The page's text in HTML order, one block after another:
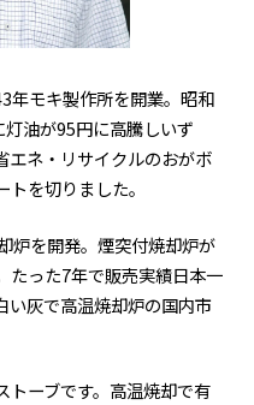
年モキ製作所を開業。昭和
油が95円に高騰しいず
ネ・リサイクルのおがボ
を切りました。
炉を開発。煙突付焼却炉が
たった7年で販売実績日本一
い灰で高温焼却炉の国内市
トーブです。高温焼却で有